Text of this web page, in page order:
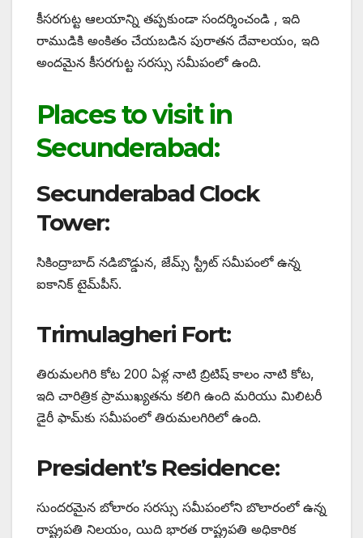
కీసరగుట్ట ఆలయాన్ని తప్పకుండా సందర్శించండి , ఇది
రాముడికి అంకితం చేయబడిన పురాతన దేవాలయం, ఇది
అందమైన కీసరగుట్ట సరస్సు సమీపంలో ఉంది.
Places to visit in
Secunderabad:
Secunderabad Clock
Tower:
సికింద్రాబాద్ నడిబొడ్డున, జేమ్స్ స్ట్రీట్ సమీపంలో ఉన్న
ఐకానిక్ టైమ్‌పీస్.
Trimulagheri Fort:
తిరుమలగిరి కోట 200 ఏళ్ల నాటి బ్రిటిష్ కాలం నాటి కోట,
ఇది చారిత్రిక ప్రాముఖ్యతను కలిగి ఉంది మరియు మిలిటరీ
డైరీ ఫామ్‌కు సమీపంలో తిరుమలగిరిలో ఉంది.
President’s Residence:
సుందరమైన బోలారం సరస్సు సమీపంలోని బొలారంలో ఉన్న
రాష్ట్రపతి నిలయం, యిది భారత రాష్ట్రపతి అధికారిక